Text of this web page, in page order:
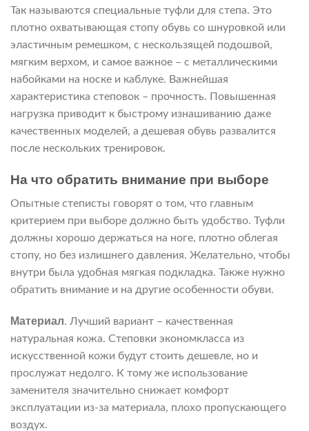
Так называются специальные туфли для степа. Это
плотно охватывающая стопу обувь со шнуровкой или
эластичным ремешком, с нескользящей подошвой,
мягким верхом, и самое важное – с металлическими
набойками на носке и каблуке. Важнейшая
характеристика степовок – прочность. Повышенная
нагрузка приводит к быстрому изнашиванию даже
качественных моделей, а дешевая обувь развалится
после нескольких тренировок.
На что обратить внимание при выборе
Опытные степисты говорят о том, что главным
критерием при выборе должно быть удобство. Туфли
должны хорошо держаться на ноге, плотно облегая
стопу, но без излишнего давления. Желательно, чтобы
внутри была удобная мягкая подкладка. Также нужно
обратить внимание и на другие особенности обуви.
Материал. Лучший вариант – качественная
натуральная кожа. Степовки экономкласса из
искусственной кожи будут стоить дешевле, но и
прослужат недолго. К тому же использование
заменителя значительно снижает комфорт
эксплуатации из-за материала, плохо пропускающего
воздух.